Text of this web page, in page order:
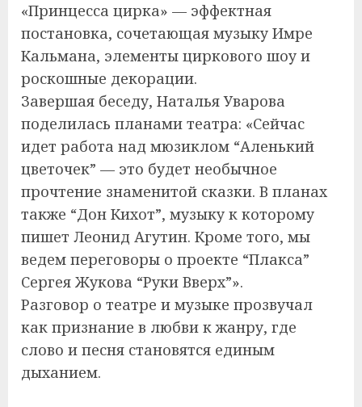
«Принцесса цирка» — эффектная
постановка, сочетающая музыку Имре
Кальмана, элементы циркового шоу и
роскошные декорации.
Завершая беседу, Наталья Уварова
поделилась планами театра: «Сейчас
идет работа над мюзиклом “Аленький
цветочек” — это будет необычное
прочтение знаменитой сказки. В планах
также “Дон Кихот”, музыку к которому
пишет Леонид Агутин. Кроме того, мы
ведем переговоры о проекте “Плакса”
Сергея Жукова “Руки Вверх”».
Разговор о театре и музыке прозвучал
как признание в любви к жанру, где
слово и песня становятся единым
дыханием.